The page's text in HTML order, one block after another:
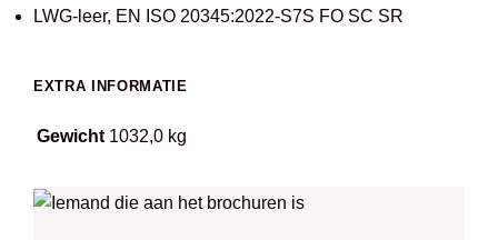
LWG-leer, EN ISO 20345:2022-S7S FO SC SR
EXTRA INFORMATIE
Gewicht 1032,0 kg